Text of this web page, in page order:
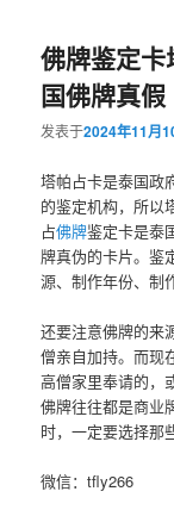
佛牌鉴定
国佛牌真假
发表于2024年11月
塔帕占卡是泰国政
的鉴定机构，所以
占佛牌鉴定卡是泰
牌真伪的卡片。鉴
源、制作年份、制
还要注意佛牌的来
僧亲自加持。而现
高僧家里奉请的，
佛牌往往都是商业
时，一定要选择那
微信：tfly266